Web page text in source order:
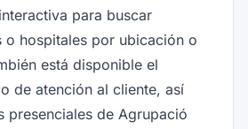
para buscar
o hospitales por ubicación o
está disponible el
de atención al cliente, así
presenciales de Agrupació